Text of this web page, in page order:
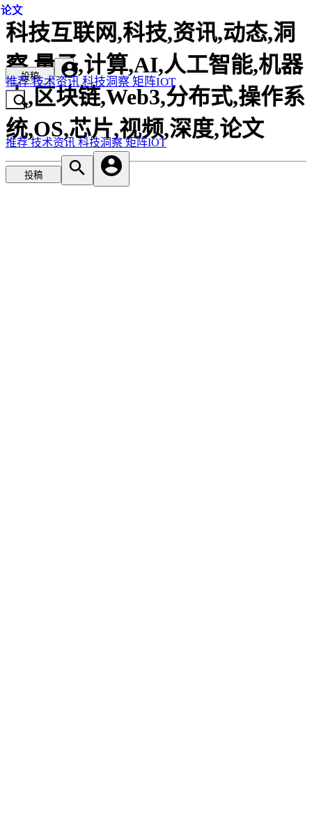
科技互联网,科技,资讯,动态,洞
察,量子,计算,AI,人工智能,机器
人,区块链,Web3,分布式,操作系
统,OS,芯片,视频,深度,论文
投稿
推荐技术资讯科技洞察 矩阵IOT
推荐技术资讯科技洞察矩阵IOT
投稿
论文
论文
论文